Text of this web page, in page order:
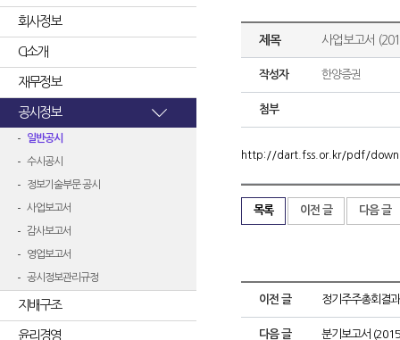
회사정보
CI소개
재무정보
공시정보
일반공시
수시공시
정보기술부문 공시
사업보고서
감사보고서
영업보고서
공시정보관리규정
지배구조
윤리경영
제목 사업보고서
작성자 한양증권
첨부
http://dart.fss.or.kr/pdf/
목록 이전 글 다음 글
이전 글 정기주주총회결과
다음 글 분기보고서